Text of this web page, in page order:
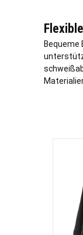
Bequeme